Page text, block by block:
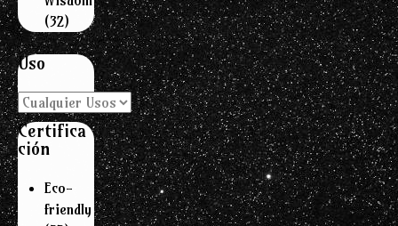
(32)
Uso
Certifica
ción
Eco-
friendly